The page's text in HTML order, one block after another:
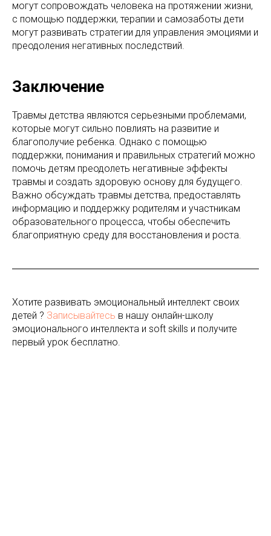
могут сопровождать человека на протяжении жизни,
с помощью поддержки, терапии и самозаботы дети
могут развивать стратегии для управления эмоциями и
преодоления негативных последствий.
Заключение
Травмы детства являются серьезными проблемами,
которые могут сильно повлиять на развитие и
благополучие ребенка. Однако с помощью
поддержки, понимания и правильных стратегий можно
помочь детям преодолеть негативные эффекты
травмы и создать здоровую основу для будущего.
Важно обсуждать травмы детства, предоставлять
информацию и поддержку родителям и участникам
образовательного процесса, чтобы обеспечить
благоприятную среду для восстановления и роста.
Хотите развивать эмоциональный интеллект своих
детей ? Записывайтесь в нашу онлайн-школу
эмоционального интеллекта и soft skills и получите
первый урок бесплатно.